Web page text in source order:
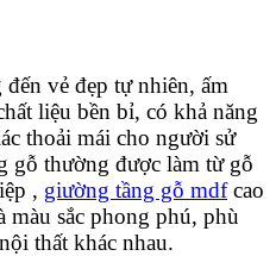
vẻ đẹp tự nhiên, ấm
liệu bền bỉ, có khả năng
thoải mái cho người sử
gỗ thường được làm từ gỗ
, giường tầng gỗ mdfcao
sắc phong phú, phù
thất khác nhau.